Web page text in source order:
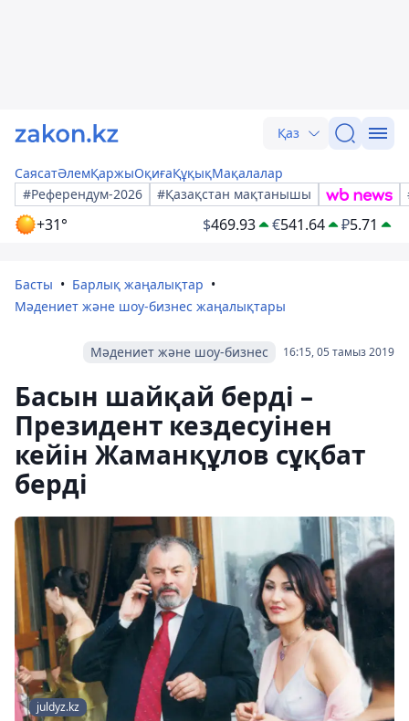
Қаз
СаясатӘлемҚаржыОқиғаҚұқықМақалалар
#Референдум-2026
#Қазақстан мақтанышы
+31° $469.93 €541.64 ₽5.71
Басты
Барлық жаңалықтар
Мәдениет және шоу-бизнес жаңалықтары
16:15, 05 тамыз 2019
Мәдениет және шоу-бизнес
Басын шайқай берді –
Президент кездесуінен
кейін Жаманқұлов сұқбат
берді
juldyz.kz